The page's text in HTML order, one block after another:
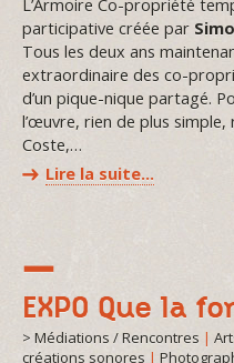
L’Armoire Co-propriété
participative créée par
Tous les deux ans
extraordinaire des co-
d’un pique-nique partagé.
l’œuvre, rien de plus
Coste,…
Lire la suite…
EXPO Que la
> Médiations / Rencontres |
créations sonores |